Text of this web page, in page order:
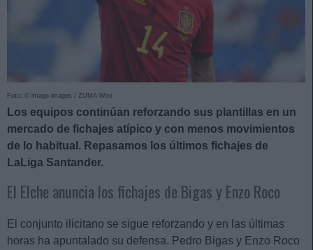
Foto: © imago images / ZUMA Wire
Los equipos continúan reforzando sus plantillas en un
mercado de fichajes atípico y con menos movimientos
de lo habitual. Repasamos los últimos fichajes de
LaLiga Santander.
El Elche anuncia los fichajes de Bigas y Enzo Roco
El conjunto ilicitano se sigue reforzando y en las últimas
horas ha apuntalado su defensa. Pedro Bigas y Enzo Roco